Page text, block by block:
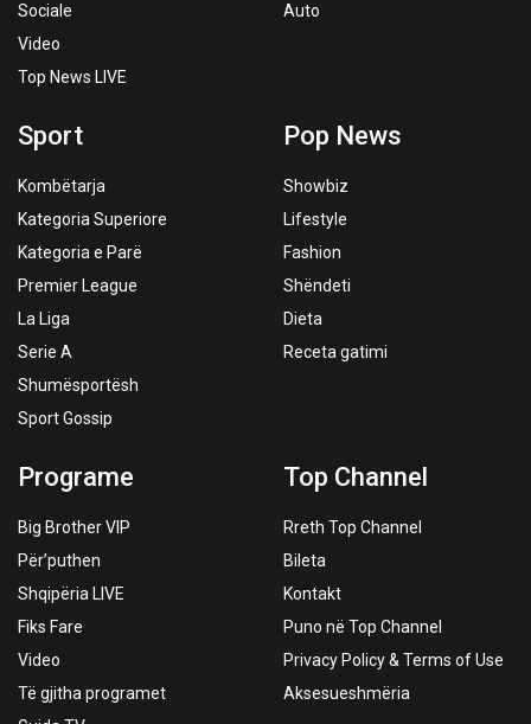
Sociale
Video
Top News LIVE
Auto
Sport
Kombëtarja
Kategoria Superiore
Kategoria e Parë
Premier League
La Liga
Serie A
Shumësportësh
Sport Gossip
Pop News
Showbiz
Lifestyle
Fashion
Shëndeti
Dieta
Receta gatimi
Programe
Big Brother VIP
Për’puthen
Shqipëria LIVE
Fiks Fare
Video
Të gjitha programet
Top Channel
Rreth Top Channel
Bileta
Kontakt
Puno në Top Channel
Privacy Policy & Terms of Use
Aksesueshmëria